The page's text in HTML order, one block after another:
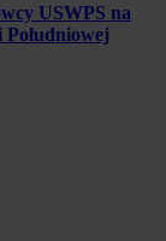
USWPS na